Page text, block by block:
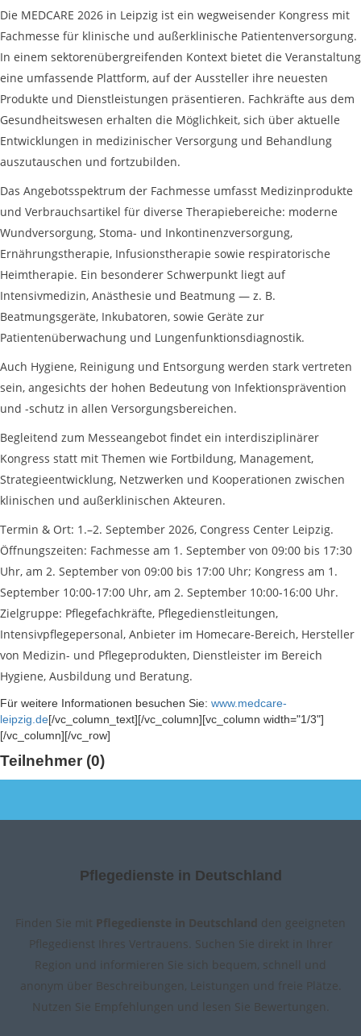
Die MEDCARE 2026 in Leipzig ist ein wegweisender Kongress mit
Fachmesse für klinische und außerklinische Patientenversorgung.
In einem sektorenübergreifenden Kontext bietet die Veranstaltung
eine umfassende Plattform, auf der Aussteller ihre neuesten
Produkte und Dienstleistungen präsentieren. Fachkräfte aus dem
Gesundheitswesen erhalten die Möglichkeit, sich über aktuelle
Entwicklungen in medizinischer Versorgung und Behandlung
auszutauschen und fortzubilden.
Das Angebotsspektrum der Fachmesse umfasst Medizinprodukte
und Verbrauchsartikel für diverse Therapiebereiche: moderne
Wundversorgung, Stoma- und Inkontinenzversorgung,
Ernährungstherapie, Infusionstherapie sowie respiratorische
Heimtherapie. Ein besonderer Schwerpunkt liegt auf
Intensivmedizin, Anästhesie und Beatmung — z. B.
Beatmungsgeräte, Inkubatoren, sowie Geräte zur
Patientenüberwachung und Lungenfunktionsdiagnostik.
Auch Hygiene, Reinigung und Entsorgung werden stark vertreten
sein, angesichts der hohen Bedeutung von Infektionsprävention
und -schutz in allen Versorgungsbereichen.
Begleitend zum Messeangebot findet ein interdisziplinärer
Kongress statt mit Themen wie Fortbildung, Management,
Strategieentwicklung, Netzwerken und Kooperationen zwischen
klinischen und außerklinischen Akteuren.
Termin & Ort: 1.–2. September 2026, Congress Center Leipzig.
Öffnungszeiten: Fachmesse am 1. September von 09:00 bis 17:30
Uhr, am 2. September von 09:00 bis 17:00 Uhr; Kongress am 1.
September 10:00-17:00 Uhr, am 2. September 10:00-16:00 Uhr.
Zielgruppe: Pflegefachkräfte, Pflegedienstleitungen,
Intensivpflegepersonal, Anbieter im Homecare-Bereich, Hersteller
von Medizin- und Pflegeprodukten, Dienstleister im Bereich
Hygiene, Ausbildung und Beratung.
Für weitere Informationen besuchen Sie: www.medcare-
leipzig.de[/vc_column_text][/vc_column][vc_column width="1/3"]
[/vc_column][/vc_row]
Teilnehmer (0)
Pflegedienste in Deutschland
Finden Sie mit Pflegedienste in Deutschland den geeigneten
Pflegedienst Ihres Vertrauens. Suchen Sie direkt in Ihrer
Region und informieren Sie sich bequem, schnell und
anonym über Beschreibungen, Leistungen und freie Plätze.
Nutzen Sie Empfehlungen und lesen Sie Bewertungen.